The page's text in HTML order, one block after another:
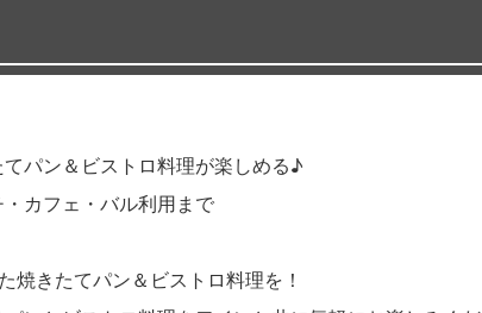
パン＆ビストロ料理が楽しめる♪
カフェ・バル利用まで
焼きたてパン＆ビストロ料理を！